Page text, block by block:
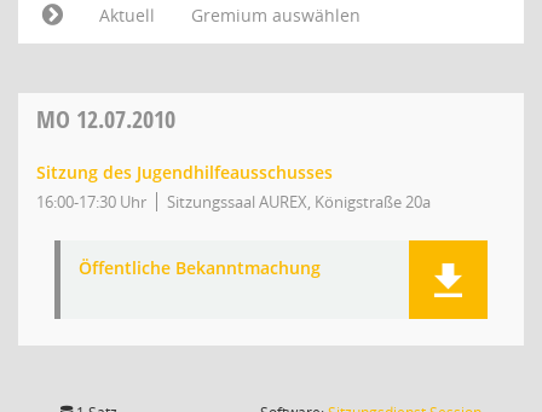
Aktuell
Gremium auswählen
MO 12.07.2010
Sitzung des Jugendhilfeausschusses
16:00-17:30 Uhr Sitzungssaal AUREX, Königstraße 20a
Öffentliche Bekanntmachung